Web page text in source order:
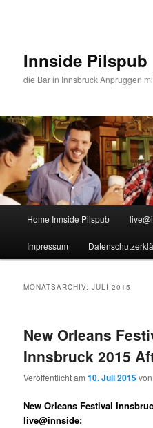
Innside Pilspub
die Bar in Innsbruck Anpruggen
Home Innside Pilspub
Impressum
MONATSARCHIV:JULI 2015
New Orleans
Innsbruck 2015
Veröffentlicht am10. Juli 2015
New Orleans Festival
live@innside: